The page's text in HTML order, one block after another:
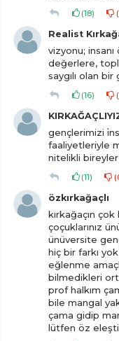
(18) (
Realist
vizyonu;
değerlere,
saygılı olan
(16) (
gençlerimizi
faaliyetleriyle
nitelikli
(11) (
özkırkağaçlı
kırkağaçın
çoçuklarınız
ünüversite
hiç bir farkı
eğlenme
bilmedikleri
prof halkım
bile mangal
çama gidip
lütfen öz